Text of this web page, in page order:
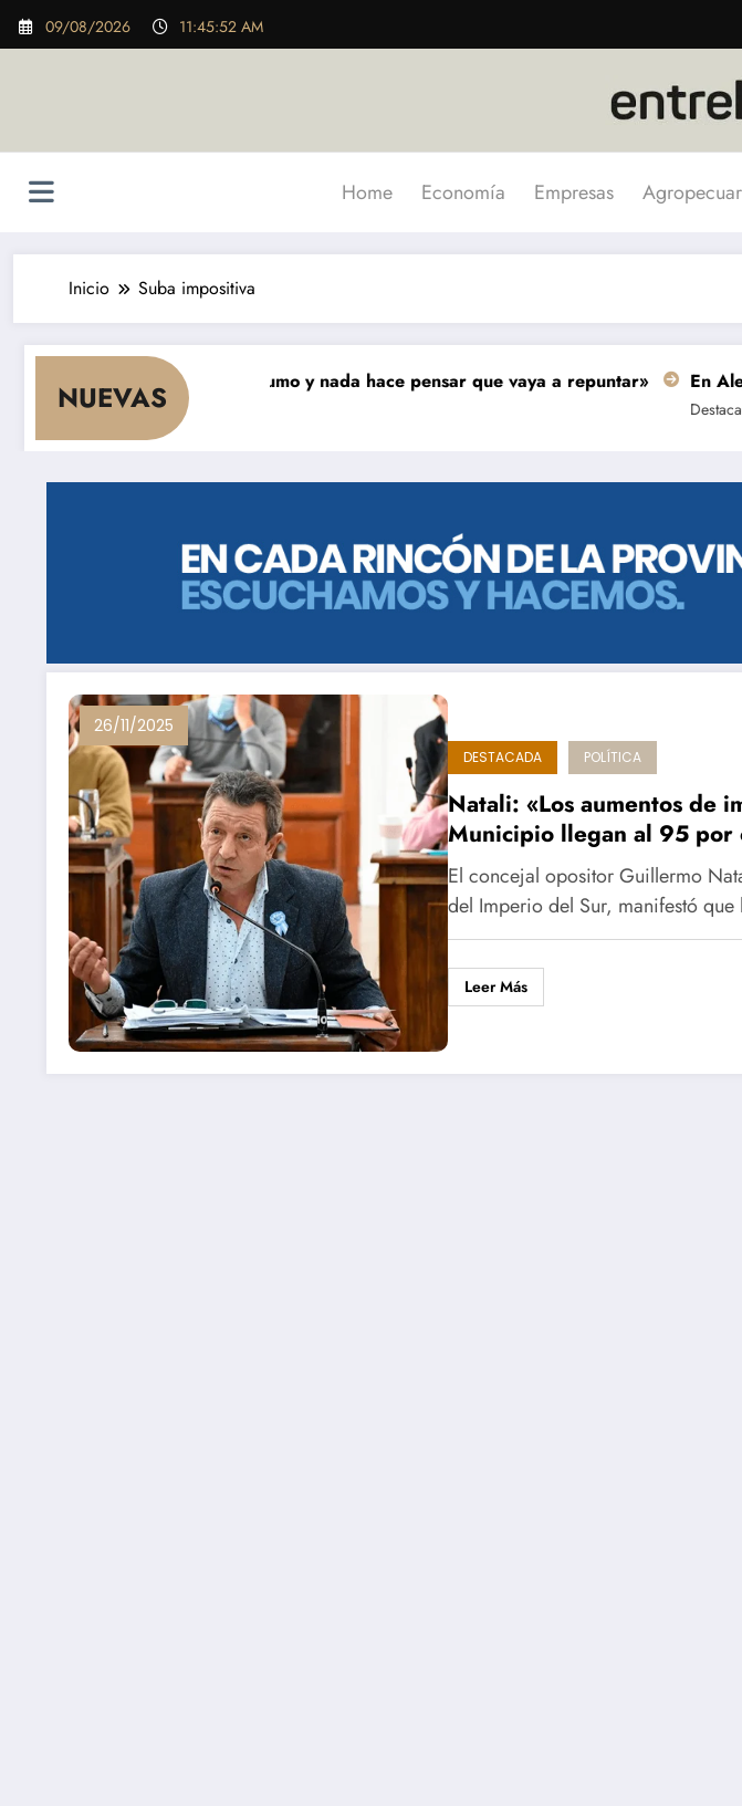
Saltar
09/08/2026 11:45:53 AM
Home Economía Empresas
Inicio Suba impositiva
NUEVAS
meses que cae el consumo y nada hace pensar que vaya a repuntar» En Alejandro,
Política
26/11/2025
DESTACADA POLÍTICA
Natali: «Los aumentos de
Municipio llegan al 95 por
El concejal opositor Guillermo
del Imperio del Sur, manifestó
Leer Más